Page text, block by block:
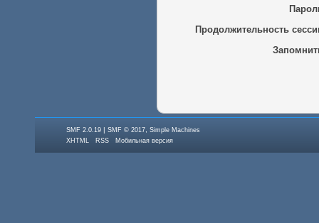
Продолжительность
SMF 2.0.19 |SMF © 2017,Simple Machines
XHTML
RSS Мобильная версия